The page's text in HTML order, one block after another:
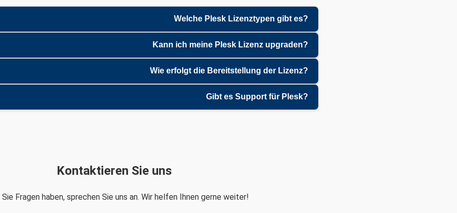
Welche Plesk Lizenztypen gibt es?
Kann ich meine Plesk Lizenz upgraden?
Wie erfolgt die Bereitstellung der Lizenz?
Gibt es Support für Plesk?
Kontaktieren Sie uns
Sie Fragen haben, sprechen Sie uns an. Wir helfen Ihnen gerne weiter!